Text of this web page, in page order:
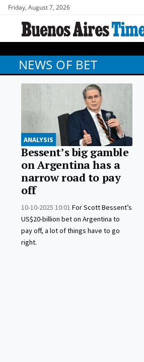
Friday, August 7, 2026
NEWS OF BET
ANALYSIS
Bessent’s big gamble
on Argentina has a
narrow road to pay
off
10-10-2025 10:01 For Scott Bessent’s
US$20-billion bet on Argentina to
pay off, a lot of things have to go
right.